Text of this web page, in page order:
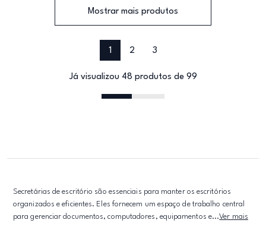
Mostrar mais produtos
1 2 3
Já visualizou 48 produtos de 99
Secretárias de escritório são essenciais para manter os escritórios
organizados e eficientes. Eles fornecem um espaço de trabalho central
para gerenciar documentos, computadores, equipamentos e...Ver mais